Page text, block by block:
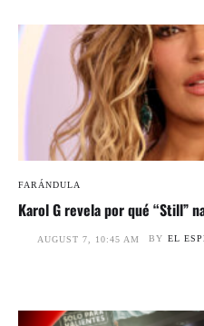
FARÁNDULA
Karol G revela por qué “Still”
AUGUST 7, 10:45 AM BY EL